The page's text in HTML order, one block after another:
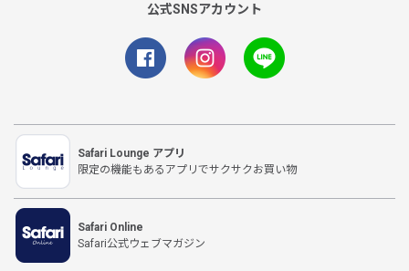
公式SNSアカウント
Safari Lounge アプリ
限定の機能もあるアプリでサクサクお買い物
Safari Online
Safari公式ウェブマガジン